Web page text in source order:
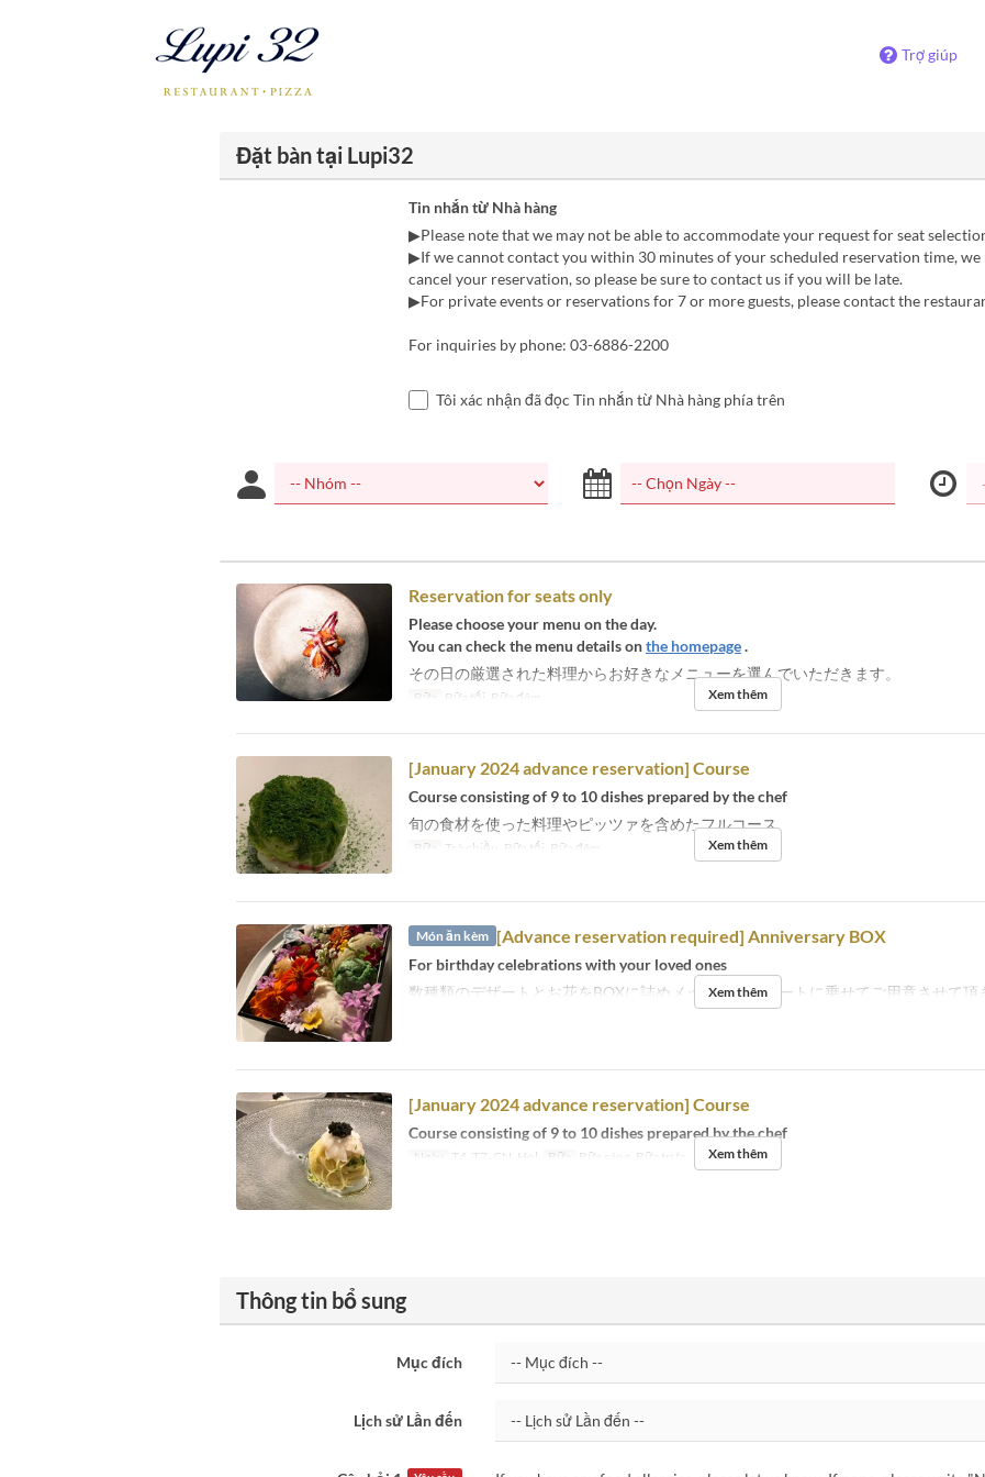
Trợ giúp
Đặt bàn tại Lupi32
Tin nhắn từ Nhà hàng
▶Please note that we may not be able to accommodate your request for seat
▶If we cannot contact you within 30 minutes of your scheduled reservation time, we
cancel your reservation, so please be sure to contact us if you will be late.
▶For private events or reservations for 7 or more guests, please contact the
For inquiries by phone: 03-6886-2200
Tôi xác nhận đã đọc Tin nhắn từ Nhà hàng phía trên
Reservation for seats only
Please choose your menu on the day.
You can check the menu details onthe homepage.
その日の厳選された料理からお好きなメニューを選んでいただきます。
Bữa Bữa tối, Bữa đêm Xem thêm
[January 2024 advance reservation] Course
Course consisting of 9 to 10 dishes prepared by the chef
旬の食材を使った料理やピッツァを含めたフルコース
Bữa Trà chiều, Bữa tối, Bữa đêm Xem thêm
Món ăn kèm [Advance reservation required] Anniversary BOX
For birthday celebrations with your loved ones
数種類のデザートとお花をBOXに詰めメッセージプレートに乗せてご用意させて頂
Xem thêm
[January 2024 advance reservation] Course
Course consisting of 9 to 10 dishes prepared by the chef
Ngày T4, T7, CN, Hol Bữa Bữa sáng, Bữa trưa Xem thêm
Thông tin bổ sung
Mục đích
Lịch sử Lần đến